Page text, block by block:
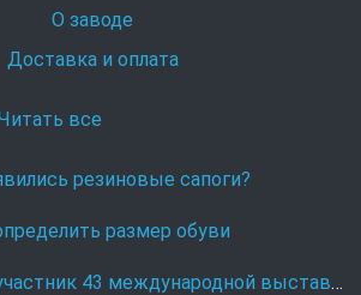
О заводе
Доставка и оплата
все
резиновые сапоги?
размер обуви
ООО"Зарина-Юг" участник 43 международной выставке Охота и рыболовство на Руси.